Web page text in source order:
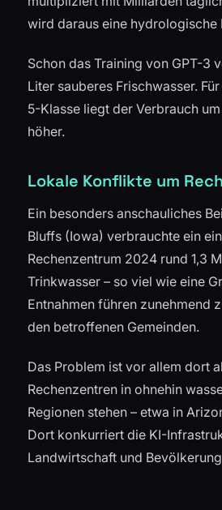
wird daraus eine hydrologische
Schon das Training von GPT-3
Liter sauberes Frischwasser.
5-Klasse liegt der Verbrauch
höher.
Lokale Konflikte um
Ein besonders anschauliches
Bluffs (Iowa) verbrauchte ein
Rechenzentrum 2024 rund 1,3
Trinkwasser – so viel wie eine
Entnahmen führen zunehmend
den betroffenen Gemeinden.
Das Problem ist vor allem dort
Rechenzentren in ohnehin
Regionen stehen – etwa in
Dort konkurriert die KI-
Landwirtschaft und